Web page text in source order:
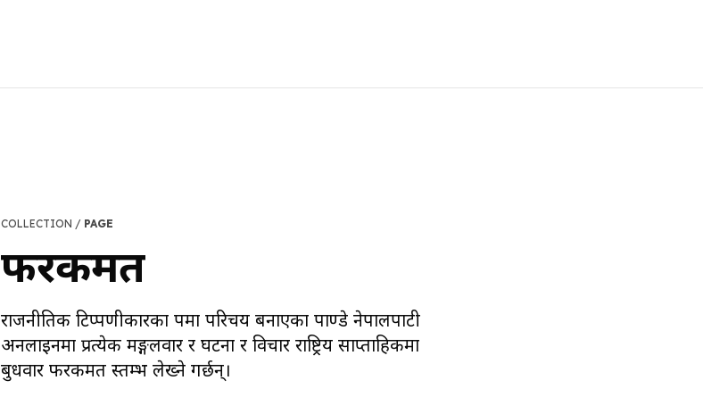
COLLECTION / PAGE
फरकमत
राजनीतिक टिप्पणीकारका रूपमा परिचय बनाएका पाण्डे नेपालपाटी
अनलाइनमा प्रत्येक मङ्गलवार र घटना र विचार राष्ट्रिय साप्ताहिकमा
बुधवार फरकमत स्तम्भ लेख्ने गर्छन्।